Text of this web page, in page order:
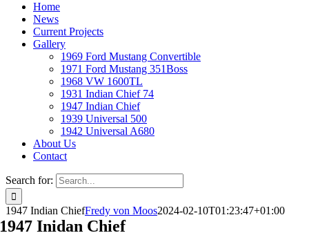
Home
News
Current Projects
Gallery
1969 Ford Mustang Convertible
1971 Ford Mustang 351Boss
1968 VW 1600TL
1931 Indian Chief 74
1947 Indian Chief
1939 Universal 500
1942 Universal A680
About Us
Contact
Search for:
1947 Indian ChiefFredy von Moos2024-02-10T01:23:47+01:00
1947 Inidan Chief